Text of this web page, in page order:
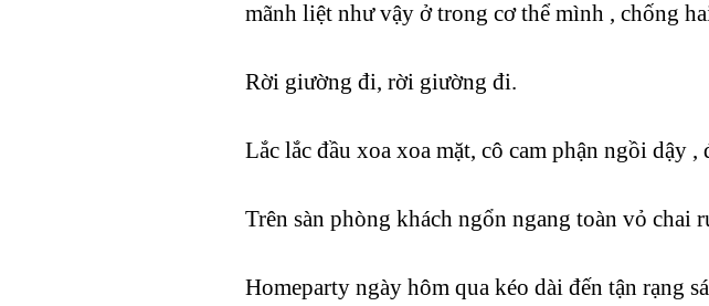
mãnh liệt như vậy ở trong cơ thể mình , chống
Rời giường đi, rời giường đi.
Lắc lắc đầu xoa xoa mặt, cô cam phận ngồi dậy
Trên sàn phòng khách ngổn ngang toàn vỏ chai
Homeparty ngày hôm qua kéo dài đến tận rạng